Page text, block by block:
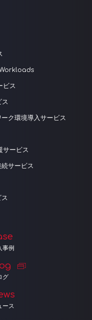
ビス
ク環境導入サービス
サービス
サービス
ス
事例
グ
ース